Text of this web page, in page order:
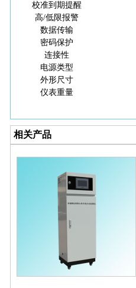
校准到期提醒
高/低限报警
数据传输
密码保护
连接性
电源类型
外形尺寸
仪表重量
相关产品